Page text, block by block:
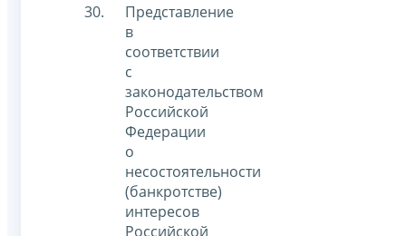
Представление
в
соответствии
с
законодательством
Российской
Федерации
о
несостоятельности
(банкротстве)
интересов
Российской